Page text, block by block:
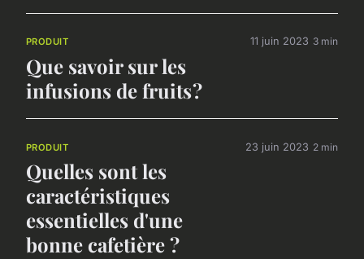
PRODUIT
Que savoir sur les
infusions de fruits ?
11 juin 2023 3 min
PRODUIT
Quelles sont les
caractéristiques
essentielles d'une
bonne cafetière ?
23 juin 2023 2 min